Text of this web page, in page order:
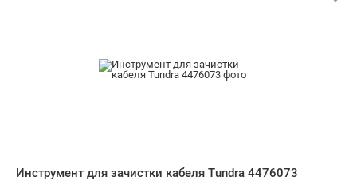
Инструмент для зачистки кабеля Tundra 4476073